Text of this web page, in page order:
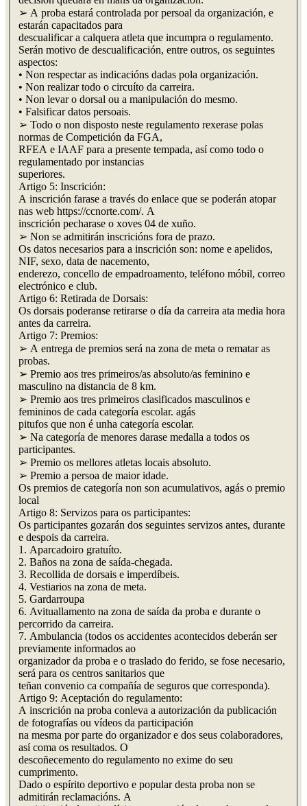
➢ A proba estará controlada por persoal da organización, e
estarán capacitados para
descualificar a calquera atleta que incumpra o regulamento.
Serán motivo de descualificación, entre outros, os seguintes
aspectos:
• Non respectar as indicacións dadas pola organización.
• Non realizar todo o circuíto da carreira.
• Non levar o dorsal ou a manipulación do mesmo.
• Falsificar datos persoais.
➢ Todo o non disposto neste regulamento rexerase polas
normas de Competición da FGA,
RFEA e IAAF para a presente tempada, así como todo o
regulamentado por instancias
superiores.
Artigo 5: Inscrición:
A inscrición farase a través do enlace que se poderán atopar
nas web https://ccnorte.com/. A
inscrición pecharase o xoves 04 de xuño.
➢ Non se admitirán inscricións fora de prazo.
Os datos necesarios para a inscrición son: nome e apelidos,
NIF, sexo, data de nacemento,
enderezo, concello de empadroamento, teléfono móbil, correo
electrónico e club.
Artigo 6: Retirada de Dorsais:
Os dorsais poderanse retirarse o día da carreira ata media hora
antes da carreira.
Artigo 7: Premios:
➢ A entrega de premios será na zona de meta o rematar as
probas.
➢ Premio aos tres primeiros/as absoluto/as feminino e
masculino na distancia de 8 km.
➢ Premio aos tres primeiros clasificados masculinos e
femininos de cada categoría escolar. agás
pitufos que non é unha categoría escolar.
➢ Na categoría de menores darase medalla a todos os
participantes.
➢ Premio os mellores atletas locais absoluto.
➢ Premio a persoa de maior idade.
Os premios de categoría non son acumulativos, agás o premio
local
Artigo 8: Servizos para os participantes:
Os participantes gozarán dos seguintes servizos antes, durante
e despois da carreira.
1. Aparcadoiro gratuíto.
2. Baños na zona de saída-chegada.
3. Recollida de dorsais e imperdíbeis.
4. Vestiarios na zona de meta.
5. Gardarroupa
6. Avituallamento na zona de saída da proba e durante o
percorrido da carreira.
7. Ambulancia (todos os accidentes acontecidos deberán ser
previamente informados ao
organizador da proba e o traslado do ferido, se fose necesario,
será para os centros sanitarios que
teñan convenio ca compañía de seguros que corresponda).
Artigo 9: Aceptación do regulamento:
A inscrición na proba conleva a autorización da publicación
de fotografías ou vídeos da participación
na mesma por parte do organizador e dos seus colaboradores,
así coma os resultados. O
descoñecemento do regulamento no exime do seu
cumprimento.
Dado o espírito deportivo e popular desta proba non se
admitirán reclamacións. A